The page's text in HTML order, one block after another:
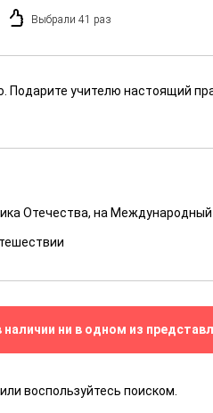
Выбрали 41 раз
Подарите учителю настоящий
Отечества, на
наличии ни в одном из
воспользуйтесь поиском.